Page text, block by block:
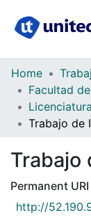
Communities
Collections
All of DSpace
Statistics
Home
Trabajo de
Trabajo
Permanent
http://